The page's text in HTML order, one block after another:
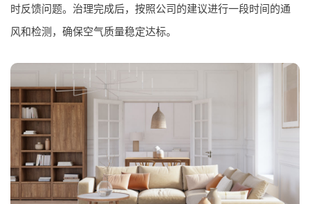
时反馈问题。治理完成后，按照公司的建议进行一段时间的通
风和检测，确保空气质量稳定达标。